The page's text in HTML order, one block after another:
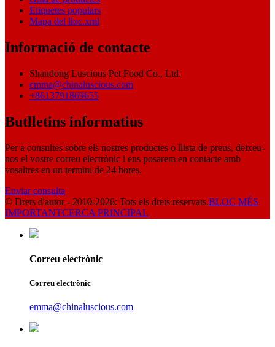
Etiquetes populars
Mapa del lloc.xml
Informació de contacte
Shandong Luscious Pet Food Co., Ltd.
emma@chinaluscious.com
+8613791869655
Butlletins informatius
Per a consultes sobre els nostres productes o llista de preus, deixeu-
nos el vostre correu electrònic i ens posarem en contacte amb
vosaltres en un termini de 24 hores.
Enviar consulta
© Drets d'autor - 2010-2026: Tots els drets reservats.BLOC MÉS
IMPORTANTCERCA PRINCIPAL
Correu electrònic
Correu electrònic
emma@chinaluscious.com